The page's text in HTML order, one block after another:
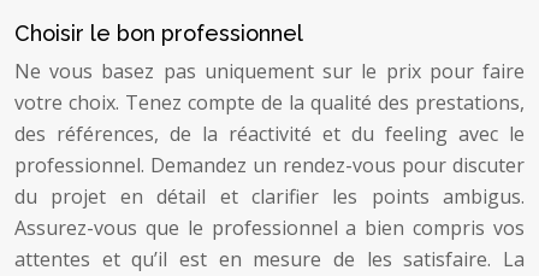
Choisir le bon professionnel
Ne vous basez pas uniquement sur le prix pour faire
votre choix. Tenez compte de la qualité des prestations,
des références, de la réactivité et du feeling avec le
professionnel. Demandez un rendez-vous pour discuter
du projet en détail et clarifier les points ambigus.
Assurez-vous que le professionnel a bien compris vos
attentes et qu’il est en mesure de les satisfaire. La